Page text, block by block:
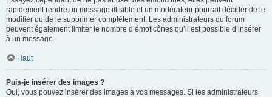
rapidement rendre un message illisible et un modérateur pourrait décider de le
modifier ou de le supprimer complètement. Les administrateurs du forum
peuvent également limiter le nombre d’émoticônes qu’il est possible d’insérer
à un message.
Haut
Puis-je insérer des images ?
Oui, vous pouvez insérer des images à vos messages. Si les administrateurs